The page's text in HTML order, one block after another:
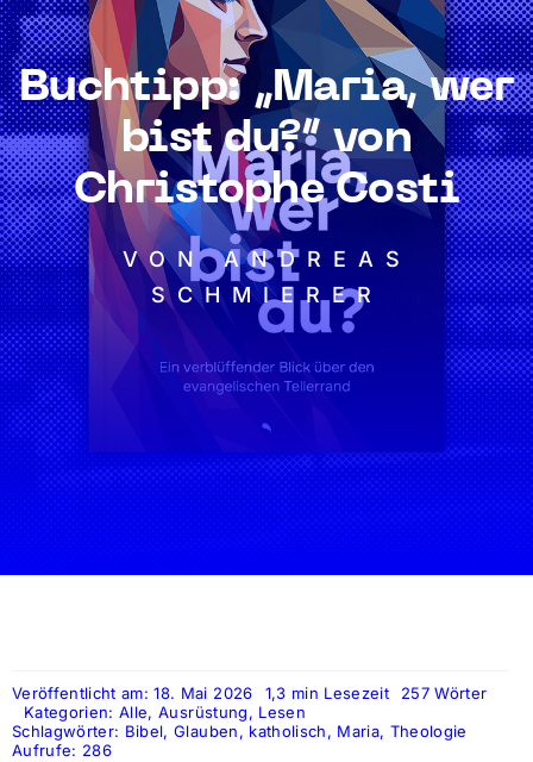
Buchtipp: „Maria, wer
bist du?“ von
Christophe Costi
VON ANDREAS
SCHMIERER
Veröffentlicht am: 18. Mai 2026 1,3 min Lesezeit
257 Wörter
Kategorien:Alle,Ausrüstung, Lesen
Schlagwörter: Bibel,Glauben, katholisch, Maria, Theologie
Aufrufe: 286